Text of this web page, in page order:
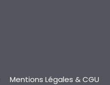
Mentions Légales & CGU